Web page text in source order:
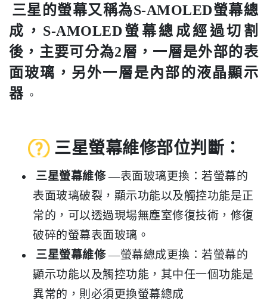
三星的螢幕又稱為S-AMOLED螢幕總
成，S-AMOLED螢幕總成經過切割
後，主要可分為2層，一層是外部的表
面玻璃，另外一層是內部的液晶顯示
器
。
三星螢幕維修部位判斷：
三星螢幕維修 —表面玻璃更換：若螢幕的
表面玻璃破裂，顯示功能以及觸控功能是正
常的，可以透過現場無塵室修復技術，修復
破碎的螢幕表面玻璃。
三星螢幕維修 —螢幕總成更換：若螢幕的
顯示功能以及觸控功能，其中任一個功能是
異常的，則必須更換螢幕總成